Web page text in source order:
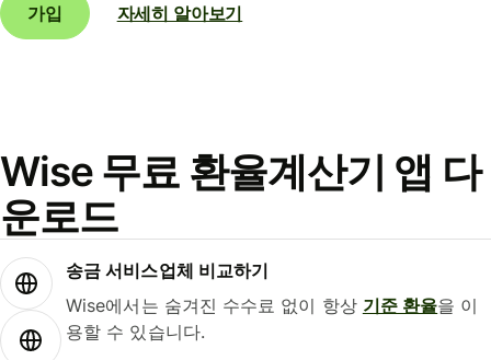
가입
자세히 알아보기
Wise 무료 환율계산기 앱 다
운로드
송금 서비스업체 비교하기
Wise에서는 숨겨진 수수료 없이 항상 기준 환율을 이
용할 수 있습니다.